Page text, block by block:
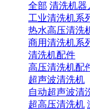
全部 清洗机器
工业清洗机系
热水高压清洗
商用清洗机系
清洗机配件
高压清洗机配
超声波清洗机
自动超声波清
超高压清洗机